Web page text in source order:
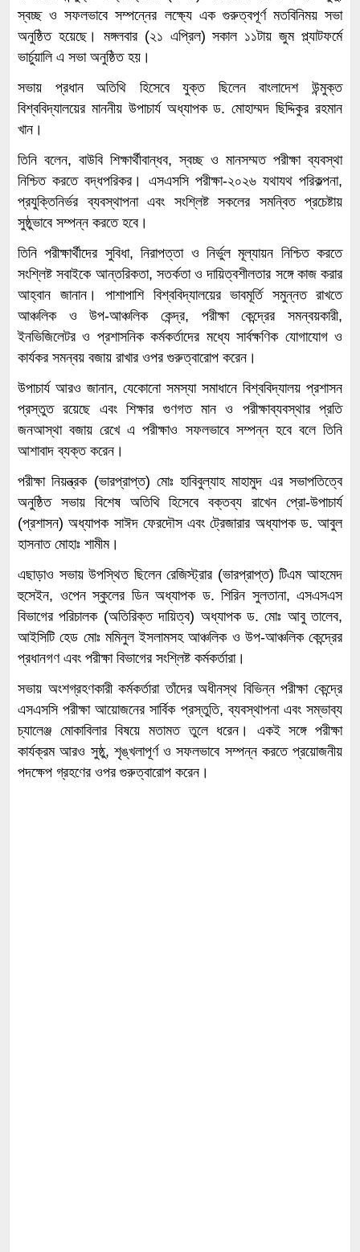
স্বচ্ছ ও সফলভাবে সম্পন্নের লক্ষ্যে এক গুরুত্বপূর্ণ মতবিনিময় সভা
অনুষ্ঠিত হয়েছে। মঙ্গলবার (২১ এপ্রিল) সকাল ১১টায় জুম প্ল্যাটফর্মে
ভার্চুয়ালি এ সভা অনুষ্ঠিত হয়।
সভায় প্রধান অতিথি হিসেবে যুক্ত ছিলেন বাংলাদেশ উন্মুক্ত
বিশ্ববিদ্যালয়ের মাননীয় উপাচার্য অধ্যাপক ড. মোহাম্মদ ছিদ্দিকুর রহমান
খান।
তিনি বলেন, বাউবি শিক্ষার্থীবান্ধব, স্বচ্ছ ও মানসম্মত পরীক্ষা ব্যবস্থা
নিশ্চিত করতে বদ্ধপরিকর। এসএসসি পরীক্ষা-২০২৬ যথাযথ পরিকল্পনা,
প্রযুক্তিনির্ভর ব্যবস্থাপনা এবং সংশ্লিষ্ট সকলের সমন্বিত প্রচেষ্টায়
সুষ্ঠুভাবে সম্পন্ন করতে হবে।
তিনি পরীক্ষার্থীদের সুবিধা, নিরাপত্তা ও নির্ভুল মূল্যায়ন নিশ্চিত করতে
সংশ্লিষ্ট সবাইকে আন্তরিকতা, সতর্কতা ও দায়িত্বশীলতার সঙ্গে কাজ করার
আহ্বান জানান। পাশাপাশি বিশ্ববিদ্যালয়ের ভাবমূর্তি সমুন্নত রাখতে
আঞ্চলিক ও উপ-আঞ্চলিক কেন্দ্র, পরীক্ষা কেন্দ্রের সমন্বয়কারী,
ইনভিজিলেটর ও প্রশাসনিক কর্মকর্তাদের মধ্যে সার্বক্ষণিক যোগাযোগ ও
কার্যকর সমন্বয় বজায় রাখার ওপর গুরুত্বারোপ করেন।
উপাচার্য আরও জানান, যেকোনো সমস্যা সমাধানে বিশ্ববিদ্যালয় প্রশাসন
প্রস্তুত রয়েছে এবং শিক্ষার গুণগত মান ও পরীক্ষাব্যবস্থার প্রতি
জনআস্থা বজায় রেখে এ পরীক্ষাও সফলভাবে সম্পন্ন হবে বলে তিনি
আশাবাদ ব্যক্ত করেন।
পরীক্ষা নিয়ন্ত্রক (ভারপ্রাপ্ত) মোঃ হাবিবুল্যাহ মাহামুদ এর সভাপতিত্বে
অনুষ্ঠিত সভায় বিশেষ অতিথি হিসেবে বক্তব্য রাখেন প্রো-উপাচার্য
(প্রশাসন) অধ্যাপক সাঈদ ফেরদৌস এবং ট্রেজারার অধ্যাপক ড. আবুল
হাসনাত মোহাঃ শামীম।
এছাড়াও সভায় উপস্থিত ছিলেন রেজিস্ট্রার (ভারপ্রাপ্ত) টিএম আহমেদ
হুসেইন, ওপেন স্কুলের ডিন অধ্যাপক ড. শিরিন সুলতানা, এসএসএস
বিভাগের পরিচালক (অতিরিক্ত দায়িত্ব) অধ্যাপক ড. মোঃ আবু তালেব,
আইসিটি হেড মোঃ মমিনুল ইসলামসহ আঞ্চলিক ও উপ-আঞ্চলিক কেন্দ্রের
প্রধানগণ এবং পরীক্ষা বিভাগের সংশ্লিষ্ট কর্মকর্তারা।
সভায় অংশগ্রহণকারী কর্মকর্তারা তাঁদের অধীনস্থ বিভিন্ন পরীক্ষা কেন্দ্রে
এসএসসি পরীক্ষা আয়োজনের সার্বিক প্রস্তুতি, ব্যবস্থাপনা এবং সম্ভাব্য
চ্যালেঞ্জ মোকাবিলার বিষয়ে মতামত তুলে ধরেন। একই সঙ্গে পরীক্ষা
কার্যক্রম আরও সুষ্ঠু, শৃঙ্খলাপূর্ণ ও সফলভাবে সম্পন্ন করতে প্রয়োজনীয়
পদক্ষেপ গ্রহণের ওপর গুরুত্বারোপ করেন।